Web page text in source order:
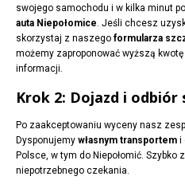
swojego samochodu i w kilka minut
auta Niepołomice. Jeśli chcesz
skorzystaj z naszego formularza
możemy zaproponować wyższą
informacji.
Krok 2: Dojazd i odbiór
Po zaakceptowaniu wyceny nasz
Dysponujemy własnym transportem i
Polsce, w tym do Niepołomić. Szybko
niepotrzebnego czekania.